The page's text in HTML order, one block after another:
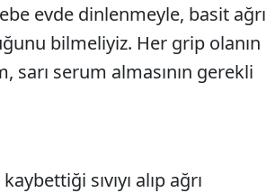
evde dinlenmeyle, basit ağrı
bilmeliyiz. Her grip olanın
sarı serum almasının gerekli
sıvıyı alıp ağrı